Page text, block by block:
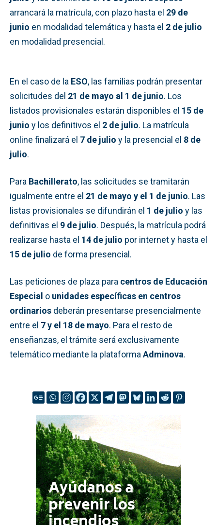
arrancará la matrícula, con plazo hasta el 29 de
junio en modalidad telemática y hasta el 2 de julio
en modalidad presencial.
En el caso de la ESO, las familias podrán presentar
solicitudes del 21 de mayo al 1 de junio. Los
listados provisionales estarán disponibles el 15 de
junio y los definitivos el 2 de julio. La matrícula
online finalizará el 7 de julio y la presencial el 8 de
julio.
Para Bachillerato, las solicitudes se tramitarán
igualmente entre el 21 de mayo y el 1 de junio. Las
listas provisionales se difundirán el 1 de julio y las
definitivas el 9 de julio. Después, la matrícula podrá
realizarse hasta el 14 de julio por internet y hasta el
15 de julio de forma presencial.
Las peticiones de plaza para centros de Educación
Especial o unidades específicas en centros
ordinarios deberán presentarse presencialmente
entre el 7 y el 18 de mayo. Para el resto de
enseñanzas, el trámite será exclusivamente
telemático mediante la plataforma Adminova.